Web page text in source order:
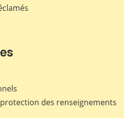
des renseignements